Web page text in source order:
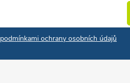
podmínkami ochrany osobních údajů